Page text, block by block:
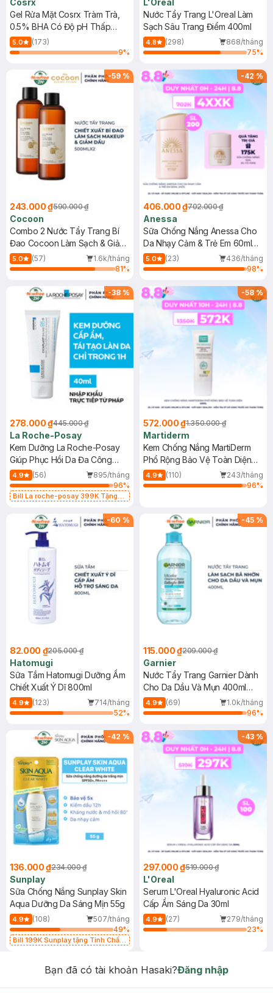
Cosrx
Gel Rửa Mặt Cosrx Tràm Trà,
0.5% BHA Có Độ pH Thấp
150ml
5.0
(173)
9%
L'Oreal
Nước Tẩy Trang L'Oreal Làm
Sạch Sâu Trang Điểm 400ml
4.8 (298)
868/tháng
75%
-59 %
243.000 ₫590.000 ₫
Cocoon
Combo 2 Nước Tẩy Trang Bí
Đao Cocoon Làm Sạch & Giảm
Dầu 500ml
5.0 (57)
1.6k/tháng
81%
-42%
406.000 ₫702.000 ₫
Anessa
Sữa Chống Nắng Anessa Cho
Da Nhạy Cảm & Trẻ Em 60ml
(Mới)
5.0 (23)
436/tháng
98%
-38 %
278.000 ₫445.000 ₫
La Roche-Posay
Kem Dưỡng La Roche-Posay
Giúp Phục Hồi Da Đa Công
Dụng 40ml
4.9 (56)
895/tháng
96%
Bill La roche-posay 399K Tặng
(SL có hạn)
-58%
572.000 ₫1.350.000 ₫
Martiderm
Kem Chống Nắng MartiDerm
Phổ Rộng Bảo Vệ Toàn Diện
40ml
4.9 (110)
243/tháng
96%
-60 %
82.000 ₫205.000 ₫
Hatomugi
Sữa Tắm Hatomugi Dưỡng Ẩm
Chiết Xuất Ý Dĩ 800ml
4.9 (123)
714/tháng
52%
-45 %
115.000 ₫209.000 ₫
Garnier
Nước Tẩy Trang Garnier Dành
Cho Da Dầu Và Mụn 400ml
(Mới)
4.9 (69)
1.0k/tháng
96%
-42 %
136.000 ₫234.000 ₫
Sunplay
Sữa Chống Nắng Sunplay Skin
Aqua Dưỡng Da Sáng Mịn 55g
4.9 (108)
507/tháng
49%
Bill 199K Sunplay tặng Tinh Chất
-43%
297.000 ₫519.000 ₫
L'Oreal
Serum L'Oreal Hyaluronic Acid
Cấp Ẩm Sáng Da 30ml
4.9 (27)
279/tháng
23%
Bạn đã có tài khoản Hasaki?Đăng nhập